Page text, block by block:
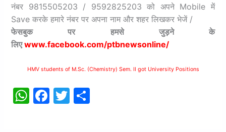
नंबर 9815505203 / 9592825203 को अपने Mobile में
Save करके हमारे नंबर पर अपना नाम और शहर लिखकर भेजें /
फेसबुक
पर हमसे जुड़ने
के
लिए www.facebook.com/ptbnewsonline/
HMV students of M.Sc. (Chemistry) Sem. II got University Positions
W F
T